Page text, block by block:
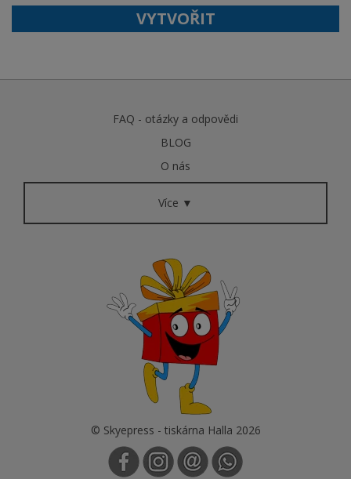
VYTVOŘIT
FAQ - otázky a odpovědi
BLOG
O nás
Více ▼
© Skyepress - tiskárna Halla 2026